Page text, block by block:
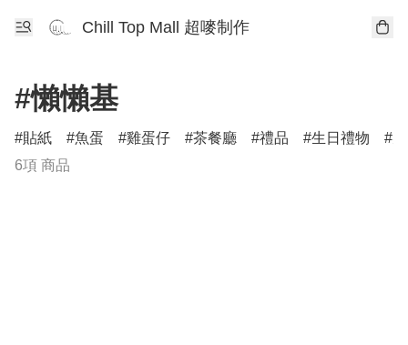
Chill Top Mall 超嘜制作
#懶懶基
貼紙 魚蛋 雞蛋仔 茶餐廳 禮品 生日禮物
6項 商品